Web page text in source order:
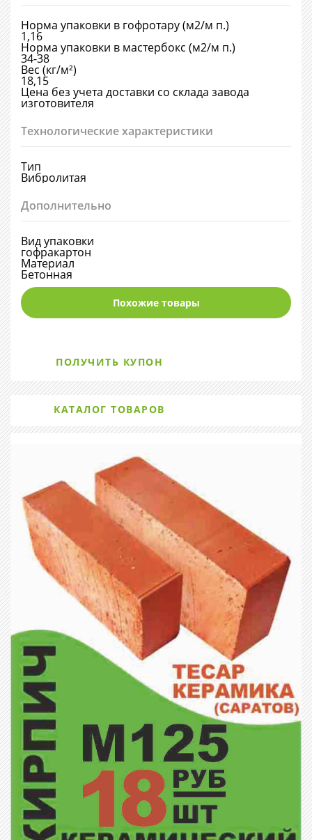
Норма упаковки в гофротару (м2/м п.)
1,16
Норма упаковки в мастербокс (м2/м п.)
34-38
Вес (кг/м²)
18,15
Цена без учета доставки со склада завода
изготовителя
Технологические характеристики
Тип
Вибролитая
Дополнительно
Вид упаковки
гофракартон
Материал
Бетонная
Похожие товары
ПОЛУЧИТЬ КУПОН
КАТАЛОГ ТОВАРОВ